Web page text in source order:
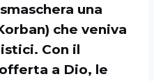
una
che veniva
Con il
a Dio, le